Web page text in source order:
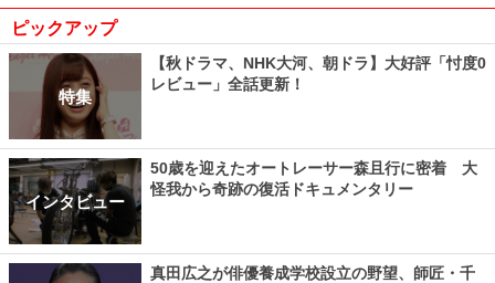
ピックアップ
特集
【秋ドラマ、NHK大河、朝ドラ】大好評「忖度0
レビュー」全話更新！
インタビュー
50歳を迎えたオートレーサー森且行に密着 大
怪我から奇跡の復活ドキュメンタリー
真田広之が俳優養成学校設立の野望、師匠・千